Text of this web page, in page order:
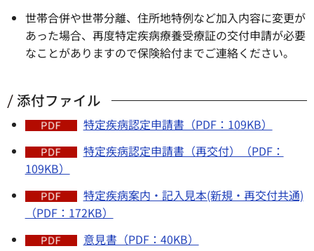
世帯合併や世帯分離、住所地特例など加入内容に変更が
あった場合、再度特定疾病療養受療証の交付申請が必要
なことがありますので保険給付までご連絡ください。
添付ファイル
特定疾病認定申請書（PDF：109KB）
特定疾病認定申請書（再交付）（PDF：
109KB）
特定疾病案内・記入見本(新規・再交付共通)
（PDF：172KB）
意見書（PDF：40KB）